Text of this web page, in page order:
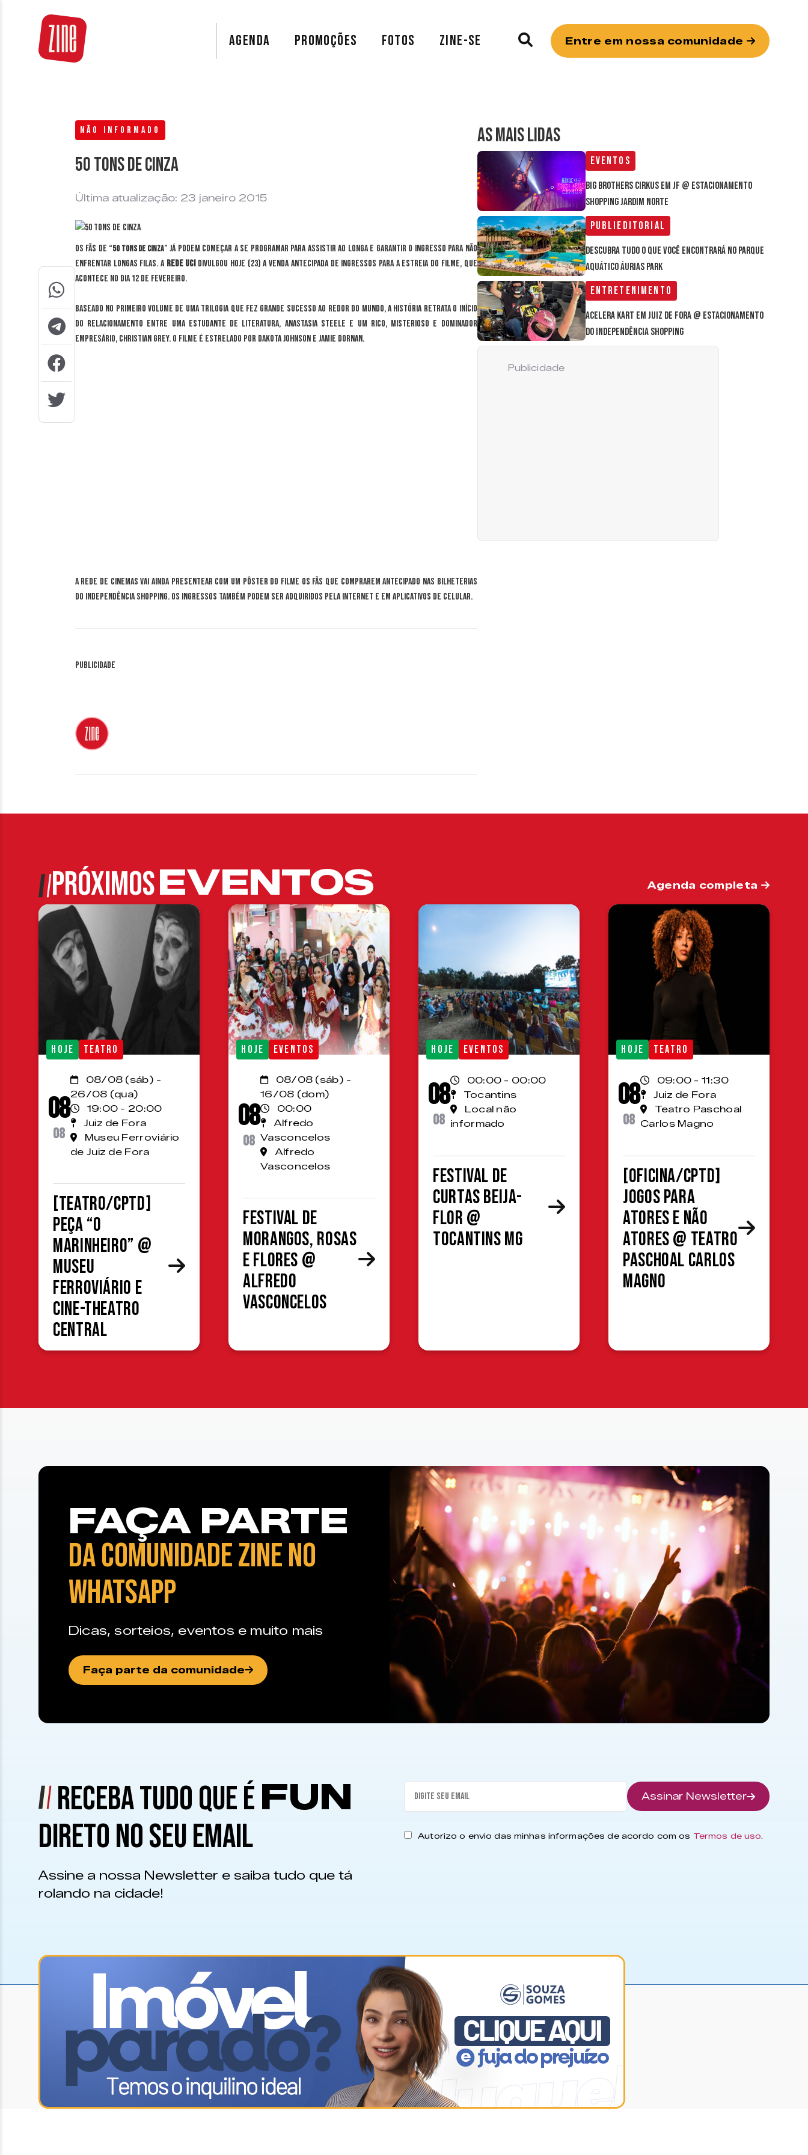
AGENDA PROMOÇÕES FOTOS ZINE-SE Entre em nossa comunidade
NÃO INFORMADO
50 Tons de Cinza
Última atualização: 23 janeiro 2015
Os fãs de “50 Tons de Cinza” já podem começar a se programar para assistir ao longa e garantir o ingresso para não
enfrentar longas filas. A rede UCIdivulgou hoje (23) a venda antecipada de ingressos para a estreia do filme, que
acontece no dia 12 de fevereiro.
Baseado no primeiro volume de uma trilogia que fez grande sucesso ao redor do mundo, a história retrata o início
do relacionamento entre uma estudante de literatura, Anastasia Steele e um rico, misterioso e dominador
empresário, Christian Grey. O filme é estrelado por Dakota Johnson e Jamie Dornan.
A rede de cinemas vai ainda presentear com um pôster do filme os fãs que comprarem antecipado nas bilheterias
do Independência Shopping. Os ingressos também podem ser adquiridos pela internet e em aplicativos de celular.
Publicidade
AS MAIS LIDAS
Eventos
Big Brothers Cirkus em JF @ estacionamento
Shopping Jardim Norte
Publieditorial
Descubra tudo o que você encontrará no parque
aquático Áurias Park
Entretenimento
Acelera Kart em Juiz de Fora @ estacionamento
do Independência Shopping
Publicidade
PRÓXIMOSEVENTOS Agenda completa
HOJE TEATRO
08
08
08/08 (sáb) -
26/08 (qua)
19:00 - 20:00
Juiz de Fora
Museu Ferroviário
de Juiz de Fora
[TEATRO/CPTD]
Peça “O
Marinheiro” @
Museu
Ferroviário e
Cine-Theatro
Central
HOJE EVENTOS
08
08
08/08 (sáb) -
16/08 (dom)
00:00
Alfredo
Vasconcelos
Alfredo
Vasconcelos
Festival de
Morangos, Rosas
e Flores @
Alfredo
Vasconcelos
HOJE EVENTOS
08
08
00:00 - 00:00
Tocantins
Local não
informado
Festival de
Curtas Beija-
Flor @
Tocantins MG
HOJE TEATRO
08
08
09:00 - 11:30
Juiz de Fora
Teatro Paschoal
Carlos Magno
[OFICINA/CPTD]
Jogos para
atores e não
atores @ Teatro
Paschoal Carlos
Magno
FAÇA PARTE
DA COMUNIDADE ZINE NO
WHATSAPP
Dicas, sorteios, eventos e muito mais
Faça parte da comunidade
RECEBA TUDO QUE ÉFUN
DIRETO NO SEU EMAIL
Assine a nossa Newsletter e saiba tudo que tá
rolando na cidade!
Assinar Newsletter
Autorizo o envio das minhas informações de acordo com os Termos de uso